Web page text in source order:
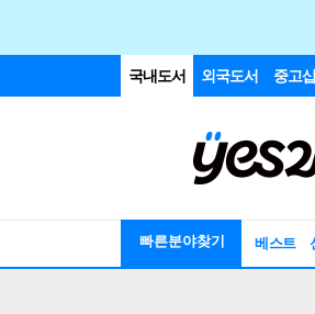
국내도서 외국도서 중고샵
빠른분야찾기 베스트